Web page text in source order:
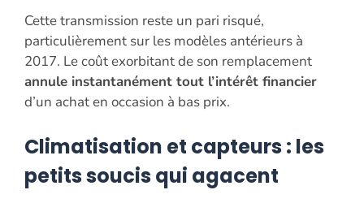
Cette transmission reste un pari risqué,
particulièrement sur les modèles antérieurs à
2017. Le coût exorbitant de son remplacement
annule instantanément tout l’intérêt financier
d’un achat en occasion à bas prix.
Climatisation et capteurs : les
petits soucis qui agacent